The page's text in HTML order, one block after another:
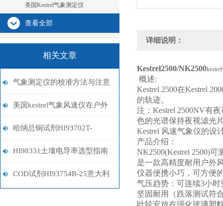
美国Kestrel气象测定仪
查看全部
相关文章
气象测定仪的校准方法与注意
事项
美国kestrel气象风速仪在户外
运动和农业生产中的应用
哈纳总铜试剂HI93702T-
01（0-5ppm）
HI98331土壤电导率选型指南
COD试剂HI93754B-25意大利
详细说明：
Kestrel2500/NK2500kestrel
概述:
Kestrel 2500在Kestrel
的轨迹。
注： Kestrel 2500NV有夜
色的光谱保持夜视滤光
Kestrel 风速气象仪的设
产品介绍：
NK2500(Kestrel 2500)可
是一款高精度耐用户外
仪器便携小巧，可方便
气压趋势：可连续3小时
坚固耐用（跌落测试符
叶轮安放在强化玻璃塑